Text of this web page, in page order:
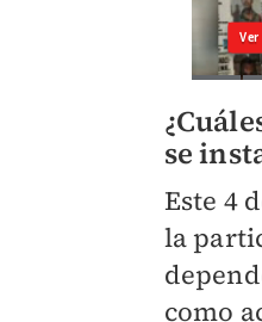
se
Este 4
la
como